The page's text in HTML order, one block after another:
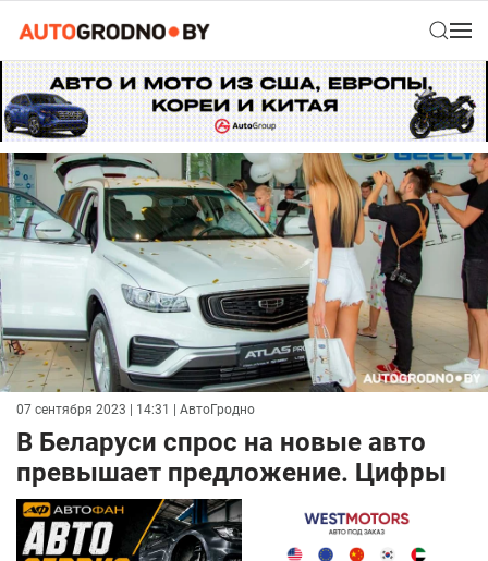
07 сентября 2023 | 14:31 | АвтоГродно
В Беларуси спрос на новые авто
превышает предложение. Цифры